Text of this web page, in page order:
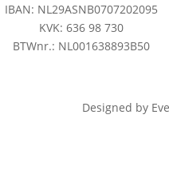
IBAN: NL29ASNB0707202095
KVK: 636 98 730
BTWnr.: NL001638893B50
Designed by